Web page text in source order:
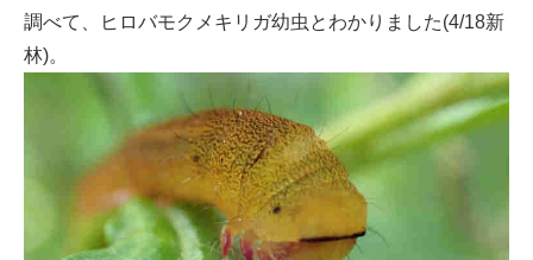
調べて、ヒロバモクメキリガ幼虫とわかりました(4/18新
林)。